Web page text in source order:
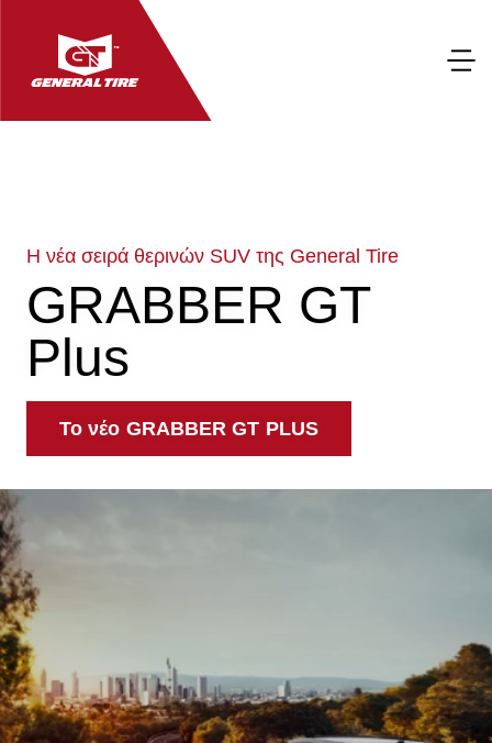
Η νέα σειρά θερινών SUV της General Tire
GRABBER GT
Plus
Το νέο GRABBER GT PLUS